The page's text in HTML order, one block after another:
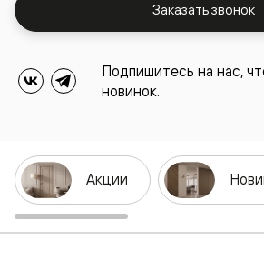
Заказать звонок
Подпишитесь на нас,
новинок.
Акции